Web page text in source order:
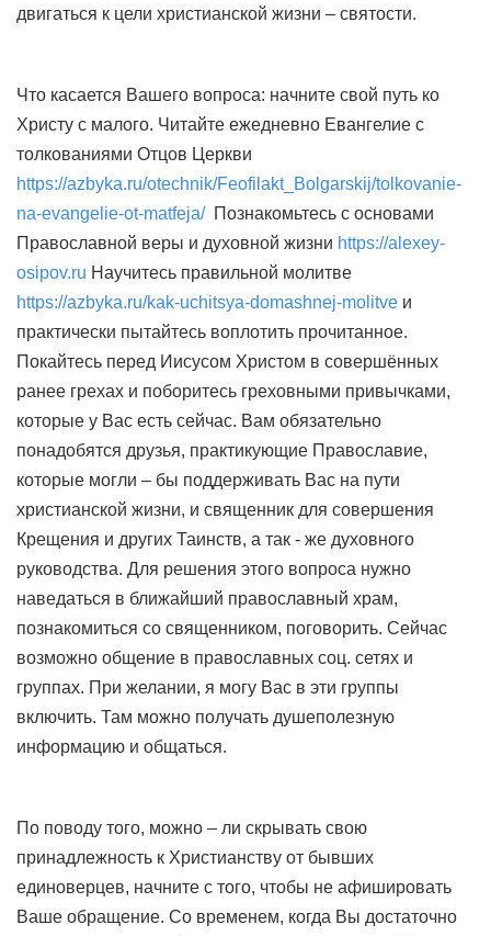
двигаться к цели христианской жизни – святости.
Что касается Вашего вопроса: начните свой путь ко
Христу с малого. Читайте ежедневно Евангелие с
толкованиями Отцов Церкви
https://azbyka.ru/otechnik/Feofilakt_Bolgarskij/tolkovanie-
na-evangelie-ot-matfeja/Познакомьтесь с основами
Православной веры и духовной жизни https://alexey-
osipov.ru Научитесь правильной молитве
https://azbyka.ru/kak-uchitsya-domashnej-molitve и
практически пытайтесь воплотить прочитанное.
Покайтесь перед Иисусом Христом в совершённых
ранее грехах и поборитесь греховными привычками,
которые у Вас есть сейчас. Вам обязательно
понадобятся друзья, практикующие Православие,
которые могли – бы поддерживать Вас на пути
христианской жизни, и священник для совершения
Крещения и других Таинств, а так - же духовного
руководства. Для решения этого вопроса нужно
наведаться в ближайший православный храм,
познакомиться со священником, поговорить. Сейчас
возможно общение в православных соц. сетях и
группах. При желании, я могу Вас в эти группы
включить. Там можно получать душеполезную
информацию и общаться.
По поводу того, можно – ли скрывать свою
принадлежность к Христианству от бывших
единоверцев, начните с того, чтобы не афишировать
Ваше обращение. Со временем, когда Вы достаточно